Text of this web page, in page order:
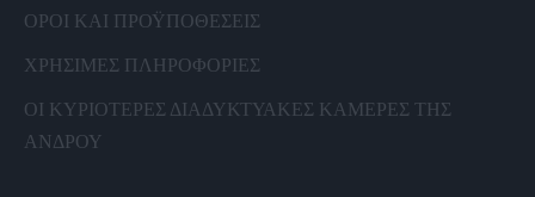
ΟΡΟΙ ΚΑΙ ΠΡΟΫΠΟΘΕΣΕΙΣ
ΧΡΗΣΙΜΕΣ ΠΛΗΡΟΦΟΡΙΕΣ
ΟΙ ΚΥΡΙΟΤΕΡΕΣ ΔΙΑΔΥΚΤΥΑΚΕΣ ΚΑΜΕΡΕΣ ΤΗΣ
ΑΝΔΡΟΥ